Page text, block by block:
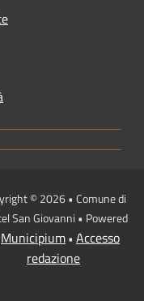
© 2026 • Comune di
San Giovanni • Powered
Municipium• Accesso
redazione